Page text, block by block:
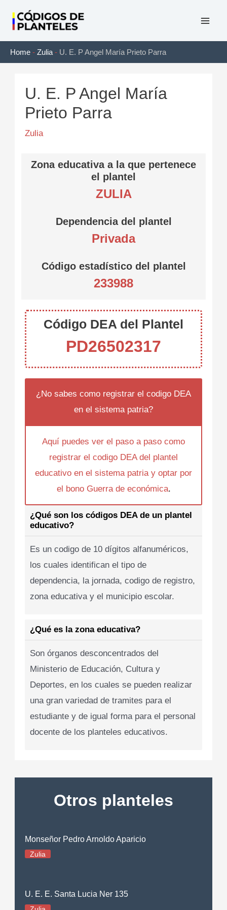
contenido
Home - Zulia - U. E. P Angel María Prieto Parra
U. E. P Angel María
Prieto Parra
Zulia
Zona educativa a la que pertenece
el plantel
ZULIA
Dependencia del plantel
Privada
Código estadístico del plantel
233988
Código DEA del Plantel
PD26502317
¿No sabes como registrar el codigo DEA
en el sistema patria?
Aquí puedes ver el paso a paso como
registrar el codigo DEA del plantel
educativo en el sistema patria y optar por
el bono Guerra de económica.
¿Qué son los códigos DEA de un plantel
educativo?
Es un codigo de 10 dígitos alfanuméricos,
los cuales identifican el tipo de
dependencia, la jornada, codigo de registro,
zona educativa y el municipio escolar.
¿Qué es la zona educativa?
Son órganos desconcentrados del
Ministerio de Educación, Cultura y
Deportes, en los cuales se pueden realizar
una gran variedad de tramites para el
estudiante y de igual forma para el personal
docente de los planteles educativos.
Otros planteles
Monseñor Pedro Arnoldo Aparicio
Zulia
U. E. E. Santa Lucia Ner 135